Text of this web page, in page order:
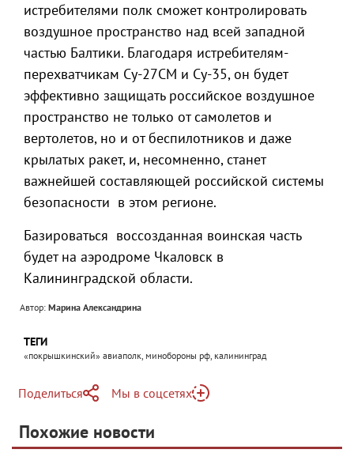
истребителями полк сможет контролировать
воздушное пространство над всей западной
частью Балтики. Благодаря истребителям-
перехватчикам Су-27СМ и Су-35, он будет
эффективно защищать российское воздушное
пространство не только от самолетов и
вертолетов, но и от беспилотников и даже
крылатых ракет, и, несомненно, станет
важнейшей составляющей российской системы
безопасности в этом регионе.
Базироваться воссозданная воинская часть
будет на аэродроме Чкаловск в
Калининградской области.
Автор: Марина Александрина
ТЕГИ
«покрышкинский» авиаполк, минобороны рф, калининград
Поделиться
Telegram
Мы в соцсетях
Яндекс Дзен
Похожие новости